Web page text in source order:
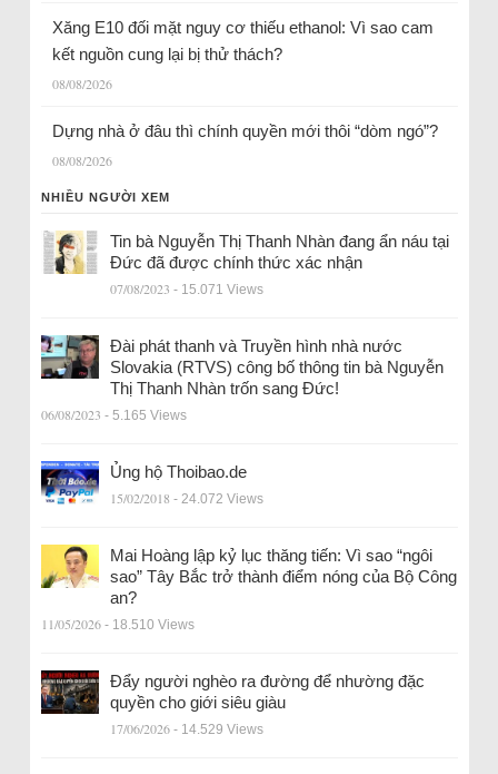
Xăng E10 đối mặt nguy cơ thiếu ethanol: Vì sao cam
kết nguồn cung lại bị thử thách?
08/08/2026
Dựng nhà ở đâu thì chính quyền mới thôi “dòm ngó”?
08/08/2026
NHIỀU NGƯỜI XEM
Tin bà Nguyễn Thị Thanh Nhàn đang ẩn náu tại
Đức đã được chính thức xác nhận
07/08/2023 - 15.071 Views
Đài phát thanh và Truyền hình nhà nước
Slovakia (RTVS) công bố thông tin bà Nguyễn
Thị Thanh Nhàn trốn sang Đức!
06/08/2023 - 5.165 Views
Ủng hộ Thoibao.de
15/02/2018 - 24.072 Views
Mai Hoàng lập kỷ lục thăng tiến: Vì sao “ngôi
sao” Tây Bắc trở thành điểm nóng của Bộ Công
an?
11/05/2026 - 18.510 Views
Đẩy người nghèo ra đường để nhường đặc
quyền cho giới siêu giàu
17/06/2026 - 14.529 Views